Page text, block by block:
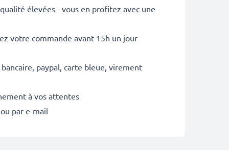
élevées - vous en profitez avec une
votre commande avant 15h un jour
paypal, carte bleue, virement
à vos attentes
par e-mail